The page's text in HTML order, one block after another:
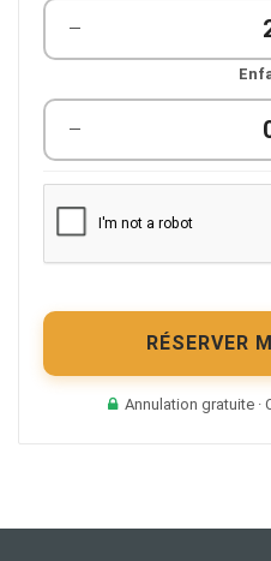
−
−
RÉSERVER
Annulation gratuite ·